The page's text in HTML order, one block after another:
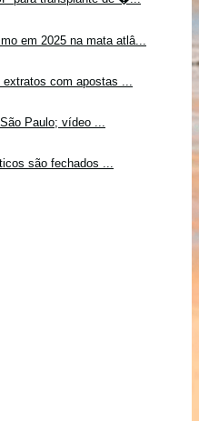
em 2025 na mata atlâ...
extratos com apostas ...
Paulo; vídeo ...
são fechados ...